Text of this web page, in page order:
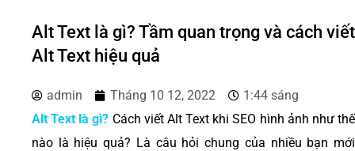
Alt Text là gì? Tầm quan trọng và cách viết
Alt Text hiệu quả
admin Tháng 10 12, 2022
1:44 sáng
Alt Text là gì? Cách viết Alt Text khi SEO hình ảnh như thế
nào là hiệu quả? Là câu hỏi chung của nhiều bạn mới